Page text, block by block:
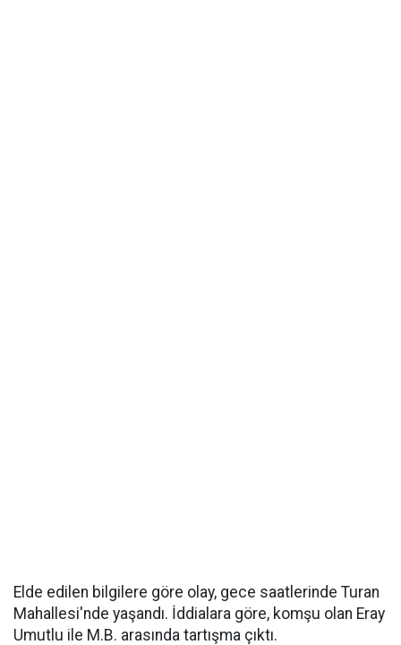
Elde edilen bilgilere göre olay, gece saatlerinde Turan
Mahallesi'nde yaşandı. İddialara göre, komşu olan Eray
Umutlu ile M.B. arasında tartışma çıktı.